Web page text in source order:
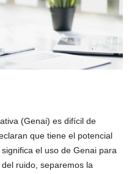
(Genai) es difícil de
que tiene el potencial
el uso de Genai para
ruido, separemos la